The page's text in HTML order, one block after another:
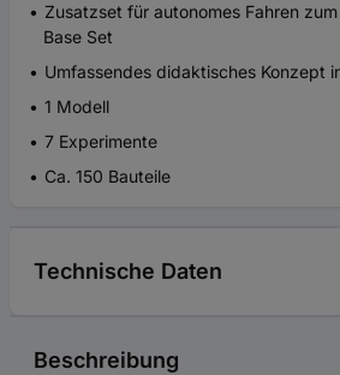
Zusatzset für autonomes Fahren
Base Set
Umfassendes didaktisches Konzept
1 Modell
7 Experimente
Ca. 150 Bauteile
Technische Daten
Beschreibung